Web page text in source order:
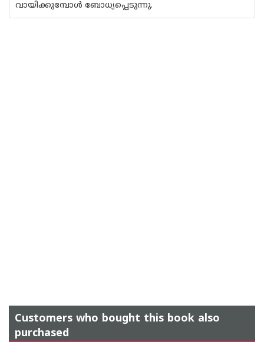
വായിക്കുമ്പോള്‍ ബോധ്യപ്പെടുന്നു.
Customers who bought this book also
purchased